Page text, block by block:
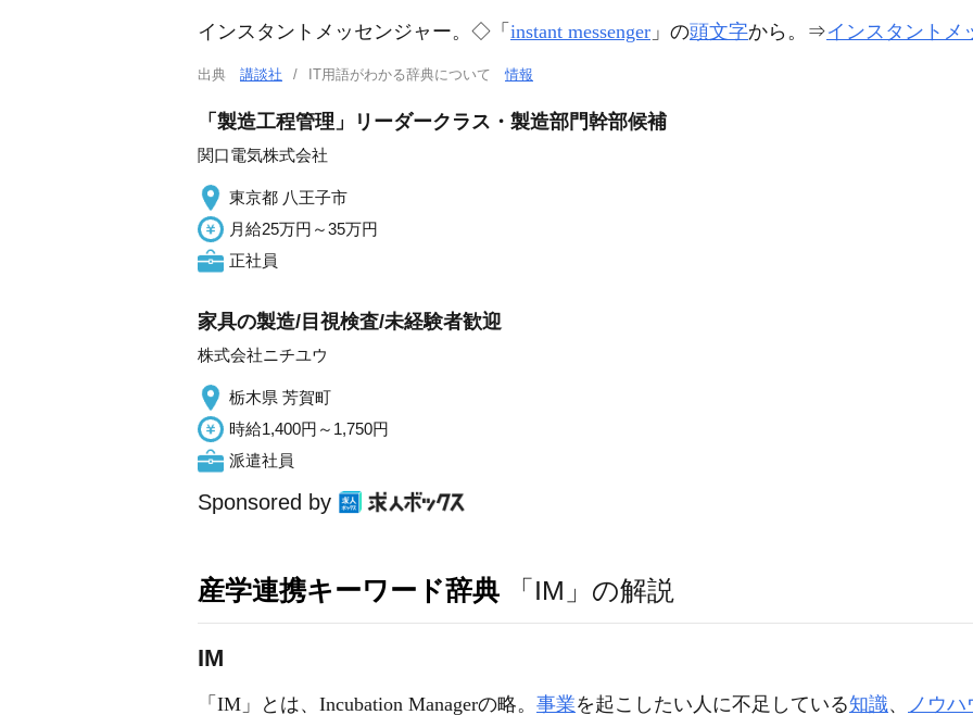
インスタントメッセンジャー。◇「 instant messenger 」の頭文字から。⇒インスタントメ
出典 講談社 IT用語がわかる辞典について情報
「製造工程管理」リーダークラス・製造部門幹部候補
関口電気株式会社
東京都 八王子市
月給25万円～35万円
正社員
家具の製造/目視検査/未経験者歓迎
株式会社ニチユウ
栃木県 芳賀町
時給1,400円～1,750円
派遣社員
Sponsored by
産学連携キーワード辞典 「IM」の解説
IM
「IM」とは、Incubation Managerの略。 事業を起こしたい人に不足している知識、
ノウハ